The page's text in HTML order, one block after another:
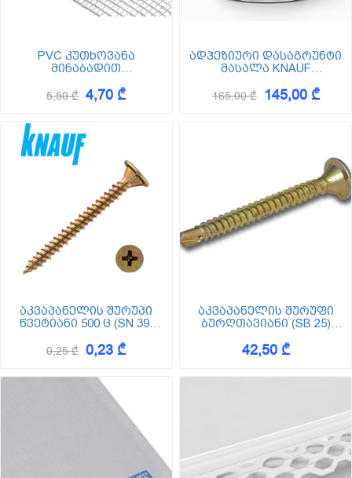
PVC კუთხოვანა
მინაბადით
5,50 ₾ 4,70 ₾
ადჰეზიური დასაგრუნტი
მასალა KNAUF
20კგ
165,00 ₾ 145,00 ₾
აკვაპანელის შურუპი
წვეტიანი 500 ც (SN 39)
0,25 ₾ 0,23 ₾
აკვაპანელის შურუფი
ბურღთავიანი (SB 25)
42,50 ₾